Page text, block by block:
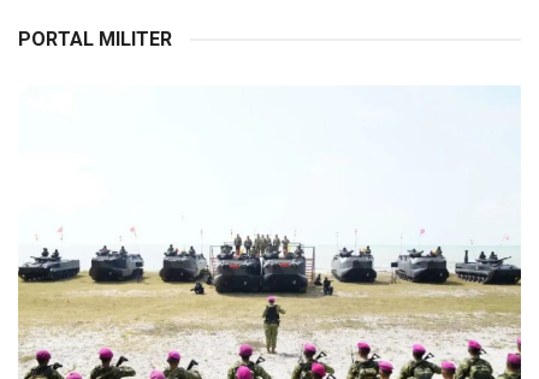
PORTAL MILITER